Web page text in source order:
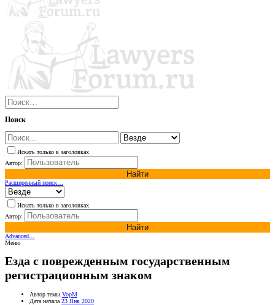
Поиск
Искать только в заголовках
Автор:
Найти
Расширенный поиск…
Искать только в заголовках
Автор:
Найти
Advanced…
Меню
Езда с поврежденным государственным
регистрационным знаком
Автор темы VopM
Дата начала 23 Янв 2020